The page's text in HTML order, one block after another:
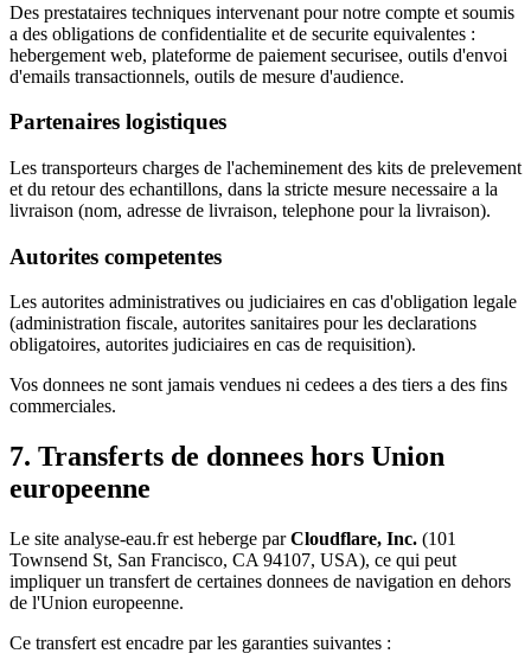
Des prestataires techniques intervenant pour notre compte et soumis
a des obligations de confidentialite et de securite equivalentes :
hebergement web, plateforme de paiement securisee, outils d'envoi
d'emails transactionnels, outils de mesure d'audience.
Partenaires logistiques
Les transporteurs charges de l'acheminement des kits de prelevement
et du retour des echantillons, dans la stricte mesure necessaire a la
livraison (nom, adresse de livraison, telephone pour la livraison).
Autorites competentes
Les autorites administratives ou judiciaires en cas d'obligation legale
(administration fiscale, autorites sanitaires pour les declarations
obligatoires, autorites judiciaires en cas de requisition).
Vos donnees ne sont jamais vendues ni cedees a des tiers a des fins
commerciales.
7. Transferts de donnees hors Union
europeenne
Le site analyse-eau.fr est heberge parCloudflare, Inc. (101
Townsend St, San Francisco, CA 94107, USA), ce qui peut
impliquer un transfert de certaines donnees de navigation en dehors
de l'Union europeenne.
Ce transfert est encadre par les garanties suivantes :